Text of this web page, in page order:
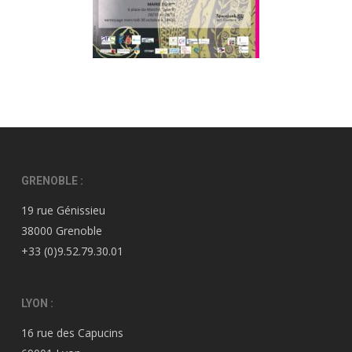
GRENOBLE :
19 rue Génissieu
38000 Grenoble
+33 (0)9.52.79.30.01
LYON :
16 rue des Capucins